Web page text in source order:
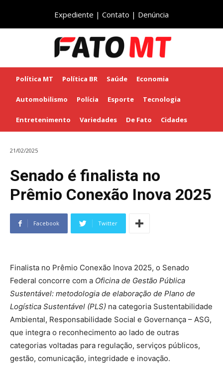
Expediente | Contato | Denúncia
Política MT Política BR Saúde Economia
Automobilismo Polícia Esporte Tecnologia
Entretenimento Variedades De Fato Cidades
21/02/2025
Senado é finalista no
Prêmio Conexão Inova 2025
Facebook Twitter
Finalista no Prêmio Conexão Inova 2025, o Senado
Federal concorre com a Oficina de Gestão Pública
Sustentável: metodologia de elaboração de Plano de
Logística Sustentável (PLS) na categoria Sustentabilidade
Ambiental, Responsabilidade Social e Governança – ASG,
que integra o reconhecimento ao lado de outras
categorias voltadas para regulação, serviços públicos,
gestão, comunicação, integridade e inovação.